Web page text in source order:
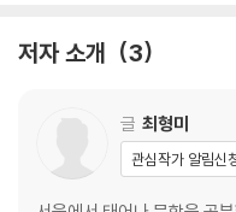
축하를 받는 것만큼 축하를 해
커지는 기쁨과 행복을 맛보는
저자 소개 3
글 최형미
관심작가 알림신